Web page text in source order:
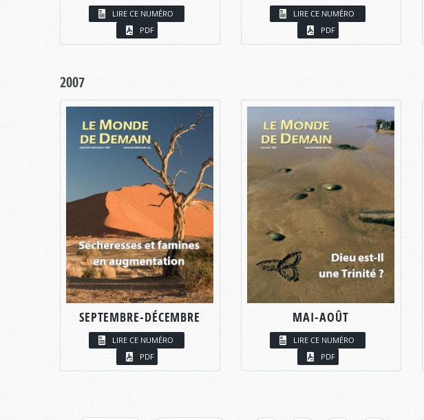
LIRE CE NUMÉRO
PDF
LIRE CE NUMÉRO
PDF
2007
SEPTEMBRE-DÉCEMBRE
LIRE CE NUMÉRO
PDF
MAI-AOÛT
LIRE CE NUMÉRO
PDF